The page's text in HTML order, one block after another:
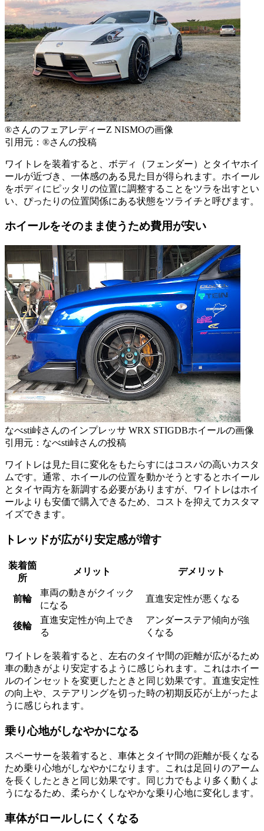
®️さんのフェアレディーZ NISMOの画像
引用元：®️さんの投稿
ワイトレを装着すると、ボディ（フェンダー）とタイヤホイ
ールが近づき、一体感のある見た目が得られます。ホイール
をボディにピッタリの位置に調整することをツラを出すとい
い、ぴったりの位置関係にある状態をツライチと呼びます。
ホイールをそのまま使うため費用が安い
なべsti峠さんのインプレッサ WRX STIGDBホイールの画像
引用元：なべsti峠さんの投稿
ワイトレは見た目に変化をもたらすにはコスパの高いカスタ
ムです。通常、ホイールの位置を動かそうとするとホイール
とタイヤ両方を新調する必要がありますが、ワイトレはホイ
ールよりも安価で購入できるため、コストを抑えてカスタマ
イズできます。
トレッドが広がり安定感が増す
装着箇
所
メリット デメリット
前輪
車両の動きがクイック
になる
直進安定性が悪くなる
後輪
直進安定性が向上でき
る
アンダーステア傾向が強
くなる
ワイトレを装着すると、左右のタイヤ間の距離が広がるため
車の動きがより安定するように感じられます。これはホイー
ルのインセットを変更したときと同じ効果です。直進安定性
の向上や、ステアリングを切った時の初期反応が上がったよ
うに感じられます。
乗り心地がしなやかになる
スペーサーを装着すると、車体とタイヤ間の距離が長くなる
ため乗り心地がしなやかになります。これは足回りのアーム
を長くしたときと同じ効果です。同じ力でもより多く動くよ
うになるため、柔らかくしなやかな乗り心地に変化します。
車体がロールしにくくなる